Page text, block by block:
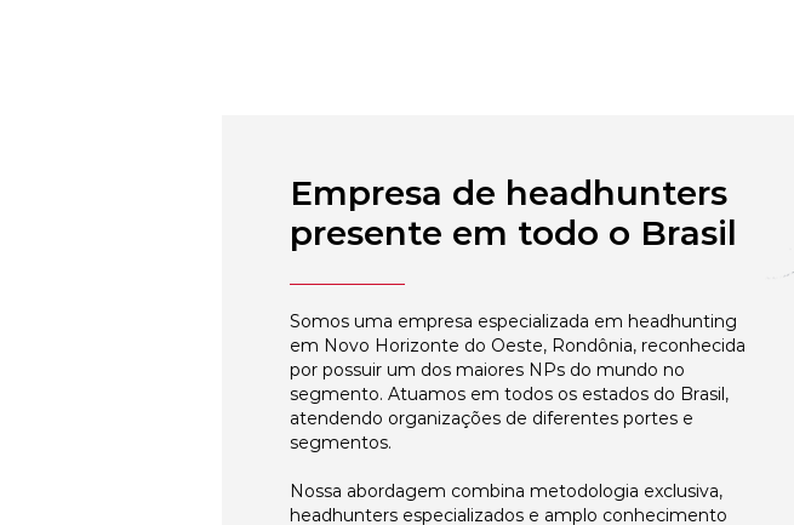
Empresa de headhunters
presente em todo o Brasil
Somos uma empresa especializada em headhunting
em Novo Horizonte do Oeste, Rondônia, reconhecida
por possuir um dos maiores NPs do mundo no
segmento. Atuamos em todos os estados do Brasil,
atendendo organizações de diferentes portes e
segmentos.
Nossa abordagem combina metodologia exclusiva,
headhunters especializados e amplo conhecimento